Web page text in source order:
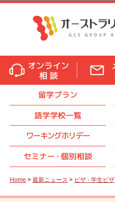
留学プラン
語学学校一覧
ワーキングホリデー
セミナー・ 個別相談
Home > 最新ニュース > ビザ - 学生ビザ